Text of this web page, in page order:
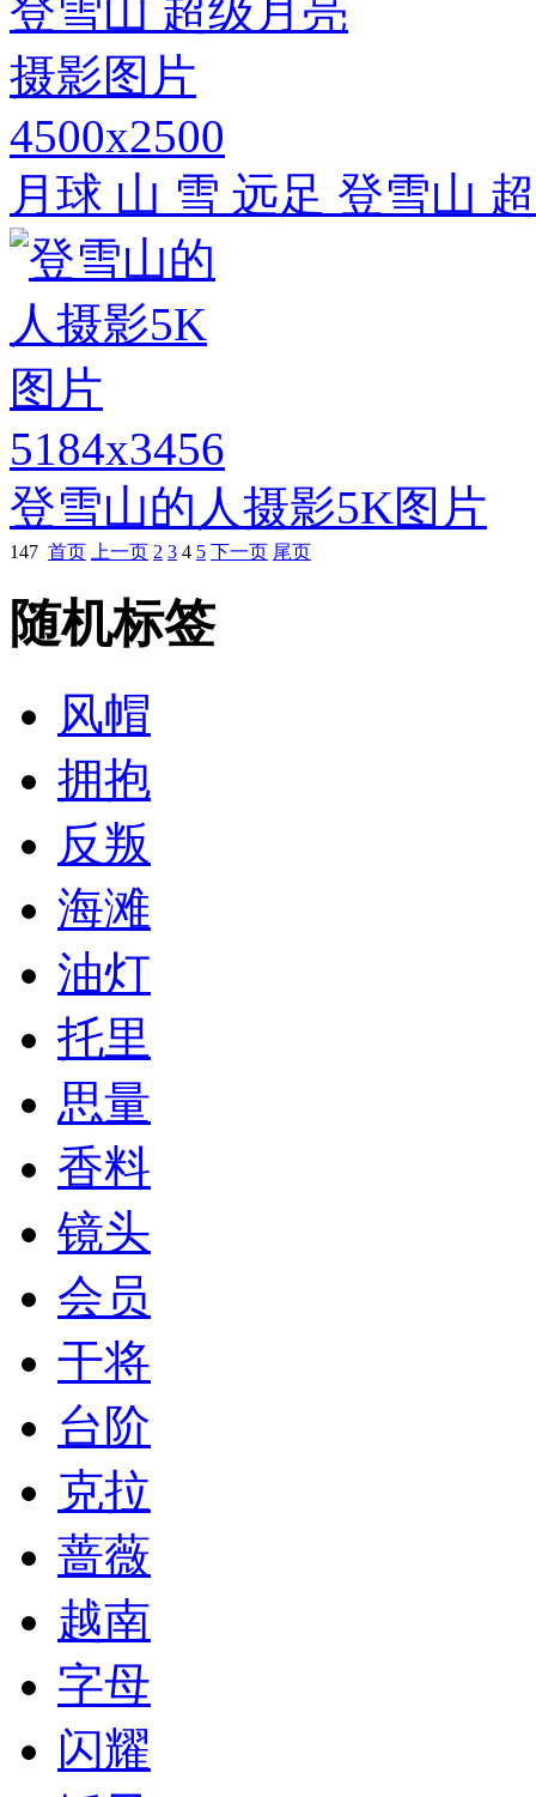
4500x2500
月球 山 雪 远足 登雪山
5184x3456
登雪山的人摄影5K图片
147 首页 上一页 2 3 4 5 下一页 尾页
随机标签
风帽
拥抱
反叛
海滩
油灯
托里
思量
香料
镜头
会员
干将
台阶
克拉
蔷薇
越南
字母
闪耀